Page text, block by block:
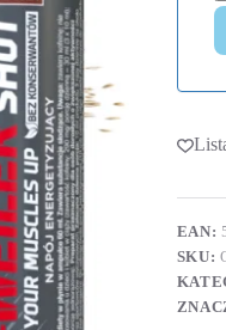
EAN:
SKU: